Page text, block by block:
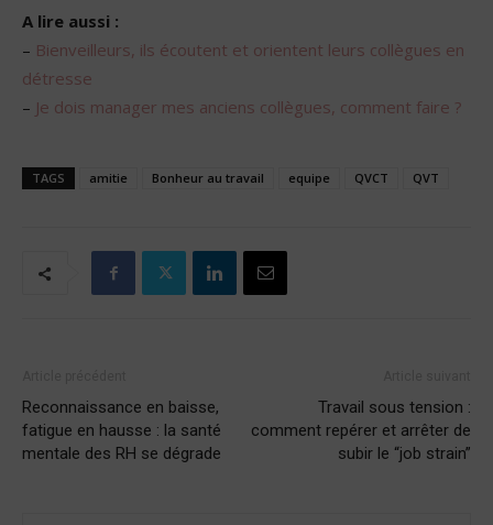
A lire aussi :
– Bienveilleurs, ils écoutent et orientent leurs collègues en
détresse
– Je dois manager mes anciens collègues, comment faire ?
TAGS amitie Bonheur au travail equipe QVCT QVT
Reconnaissance en baisse,
fatigue en hausse : la santé
mentale des RH se dégrade
Travail sous tension :
comment repérer et arrêter de
subir le “job strain”